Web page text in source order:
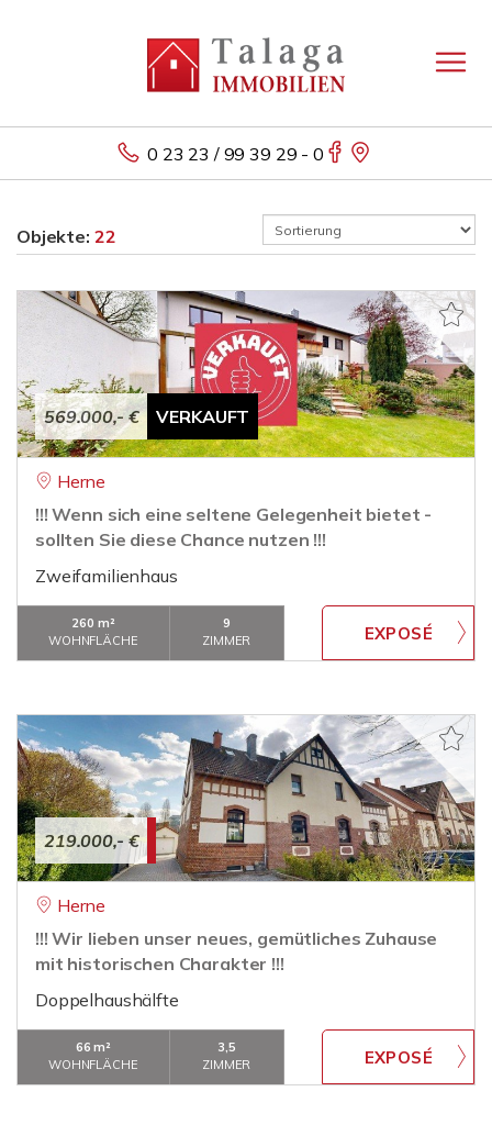
0 23 23 / 99 39 29 - 0
Objekte: 22
569.000,- € VERKAUFT
Herne
!!! Wenn sich eine seltene Gelegenheit bietet -
sollten Sie diese Chance nutzen !!!
Zweifamilienhaus
260 m²
WOHNFLÄCHE
9
ZIMMER
219.000,- €
Herne
!!! Wir lieben unser neues, gemütliches Zuhause
mit historischen Charakter !!!
Doppelhaushälfte
66 m²
WOHNFLÄCHE
3,5
ZIMMER